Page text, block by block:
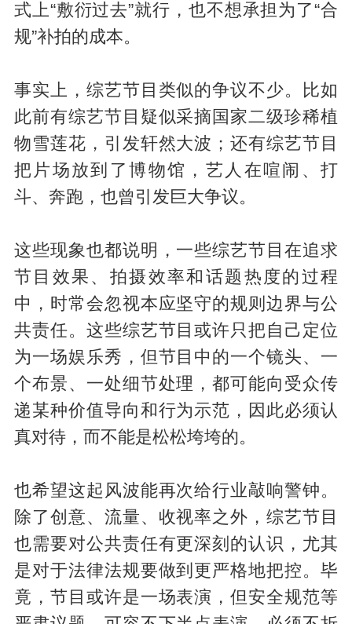
式上“敷衍过去”就行，也不想承担为了“合
规”补拍的成本。
事实上，综艺节目类似的争议不少。比如
此前有综艺节目疑似采摘国家二级珍稀植
物雪莲花，引发轩然大波；还有综艺节目
把片场放到了博物馆，艺人在喧闹、打
斗、奔跑，也曾引发巨大争议。
这些现象也都说明，一些综艺节目在追求
节目效果、拍摄效率和话题热度的过程
中，时常会忽视本应坚守的规则边界与公
共责任。这些综艺节目或许只把自己定位
为一场娱乐秀，但节目中的一个镜头、一
个布景、一处细节处理，都可能向受众传
递某种价值导向和行为示范，因此必须认
真对待，而不能是松松垮垮的。
也希望这起风波能再次给行业敲响警钟。
除了创意、流量、收视率之外，综艺节目
也需要对公共责任有更深刻的认识，尤其
是对于法律法规要做到更严格地把控。毕
竟，节目或许是一场表演，但安全规范等